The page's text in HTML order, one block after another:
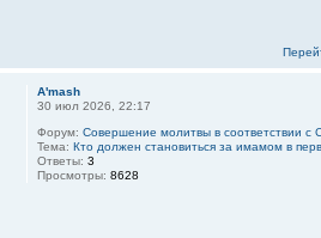
A'mash
30 июл 2026, 22:17
Форум:Совершение молитвы в соответствии с
Тема:Кто должен становиться за имамом в
Ответы:3
Просмотры:8628